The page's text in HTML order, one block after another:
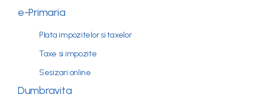
e-Primaria
Plata impozitelor si taxelor
Taxe si impozite
Sesizari online
Dumbravita